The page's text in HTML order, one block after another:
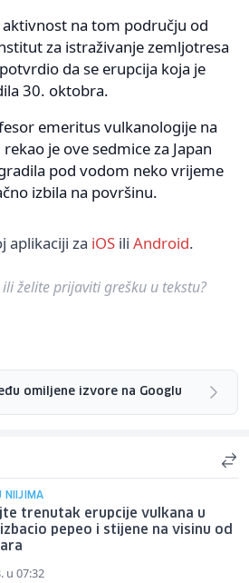
aktivnost na tom području od
za istraživanje zemljotresa
da se erupcija koja je
30. oktobra.
emeritus vulkanologije na
je ove sedmice za Japan
pod vodom neko vrijeme
izbila na površinu.
aplikaciji za iOS ili Android.
želite prijaviti grešku u tekstu?
omiljene izvore na Googlu
NIIJIMA
trenutak erupcije vulkana u
pepeo i stijene na visinu od
u 07:32